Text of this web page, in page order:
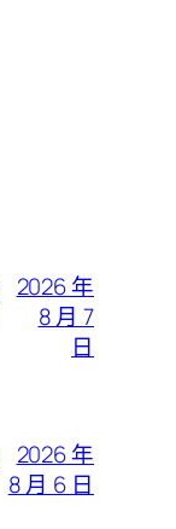
2026 年
8 月 7
日
2026 年
8 月 6 日